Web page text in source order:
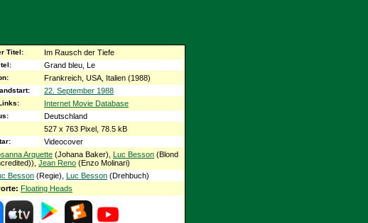
Titel: Im Rausch der Tiefe
Grand bleu, Le
Frankreich, USA, Italien (1988)
22. September 1988
Internet Movie Database
Deutschland
527 x 763 Pixel, 78.5 kB
Videocover
Arquette (Johana Baker), Luc Besson (Blond
Jean Reno (Enzo Molinari)
Besson (Regie), Luc Besson (Drehbuch)
Floating Heads